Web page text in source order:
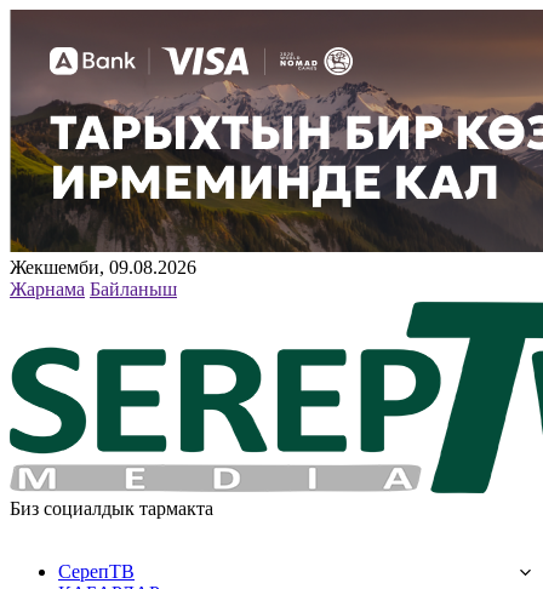
Жекшемби, 09.08.2026
Жарнама Байланыш
Биз социалдык тармакта
СерепТВ